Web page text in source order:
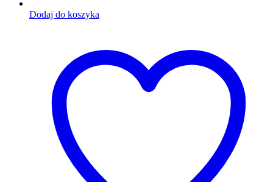
Dodaj do koszyka